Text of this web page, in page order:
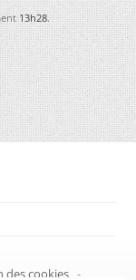
13h28.
des cookies -